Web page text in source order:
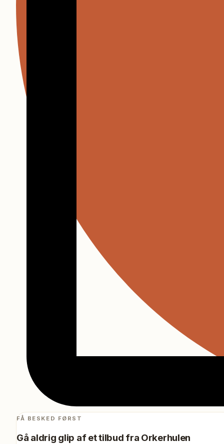
FÅ BESKED FØRST
Gå aldrig glip af et tilbud fra Orkerhulen